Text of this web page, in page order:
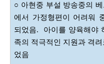
○ 아현중 부설 방송중의
에서 가정형편이 어려워
되었음. 아이를 양육해야
족의 적극적인 지원과 격
었음